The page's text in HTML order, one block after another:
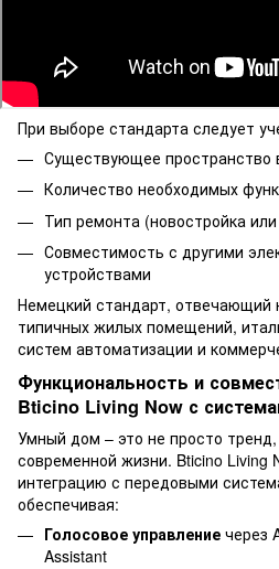
При выборе стандарта следует
Существующее пространство
Количество необходимых
Тип ремонта (новостройка
Совместимость с другими
устройствами
Немецкий стандарт, отвечающий
типичных жилых помещений,
систем автоматизации и
Функциональность и
Bticino Living Now с
Умный дом – это не просто
современной жизни. Bticino Living
интеграцию с передовыми
обеспечивая:
Голосовое управление через
Assistant